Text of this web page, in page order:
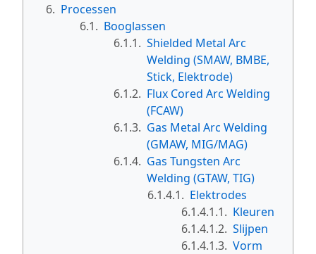
6. Processen
6.1. Booglassen
6.1.1. Shielded Metal Arc
Welding (SMAW, BMBE,
Stick, Elektrode)
6.1.2. Flux Cored Arc Welding
(FCAW)
6.1.3. Gas Metal Arc Welding
(GMAW, MIG/MAG)
6.1.4. Gas Tungsten Arc
Welding (GTAW, TIG)
6.1.4.1. Elektrodes
6.1.4.1.1. Kleuren
6.1.4.1.2. Slijpen
6.1.4.1.3. Vorm